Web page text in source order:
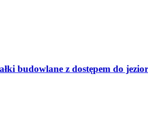
budowlane z dostępem do